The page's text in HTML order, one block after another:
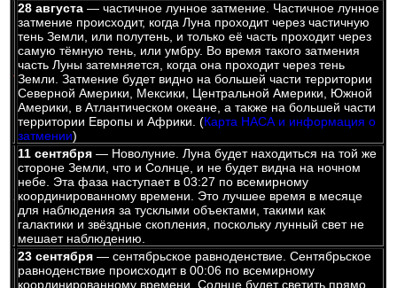
28 августа— частичное лунное затмение. Частичное лунное
затмение происходит, когда Луна проходит через частичную
тень Земли, или полутень, и только её часть проходит через
самую тёмную тень, или умбру. Во время такого затмения
часть Луны затемняется, когда она проходит через тень
Земли. Затмение будет видно на большей части территории
Северной Америки, Мексики, Центральной Америки, Южной
Америки, в Атлантическом океане, а также на большей части
территории Европы и Африки. (Карта НАСА и информация о
затмении)
11 сентября— Новолуние. Луна будет находиться на той же
стороне Земли, что и Солнце, и не будет видна на ночном
небе. Эта фаза наступает в 03:27 по всемирному
координированному времени. Это лучшее время в месяце
для наблюдения за тусклыми объектами, такими как
галактики и звёздные скопления, поскольку лунный свет не
мешает наблюдению.
23 сентября— сентябрьское равноденствие. Сентябрьское
равноденствие происходит в 00:06 по всемирному
координированному времени. Солнце будет светить прямо